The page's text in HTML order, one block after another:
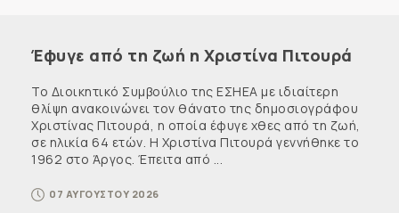
Έφυγε από τη ζωή η Χριστίνα Πιτουρά
Το Διοικητικό Συμβούλιο της ΕΣΗΕΑ με ιδιαίτερη
θλίψη ανακοινώνει τον θάνατο της δημοσιογράφου
Χριστίνας Πιτουρά, η οποία έφυγε χθες από τη ζωή,
σε ηλικία 64 ετών. Η Χριστίνα Πιτουρά γεννήθηκε το
1962 στο Άργος. Έπειτα από ...
07 ΑΥΓΟΥΣΤΟΥ 2026